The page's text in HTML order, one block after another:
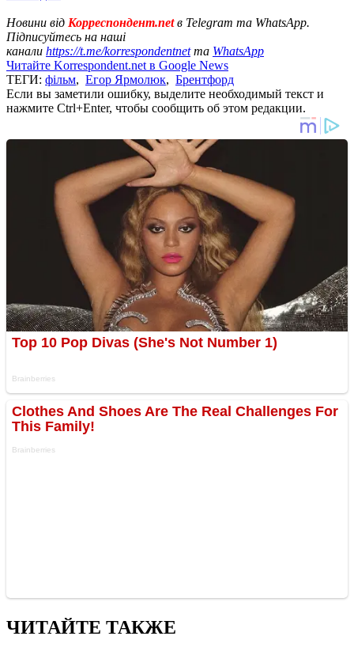
Новини від Корреспондент.netв Telegram та WhatsApp.
Підписуйтесь на наші
канали https://t.me/korrespondentnetта WhatsApp
Читайте Korrespondent.net в Google News
ТЕГИ: фільм, Егор Ярмолюк, Брентфорд
Если вы заметили ошибку, выделите необходимый текст и
нажмите Ctrl+Enter, чтобы сообщить об этом редакции.
ЧИТАЙТЕ ТАКЖЕ